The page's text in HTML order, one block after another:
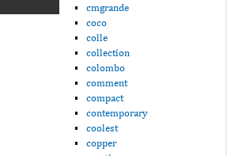
cmgrande
coco
colle
collection
colombo
comment
compact
contemporary
coolest
copper